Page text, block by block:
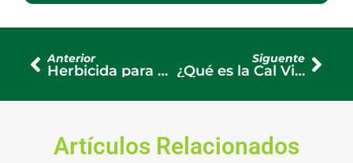
Anterior
Herbicida para Zapallo, Cómo Lograr un Control de Malezas Exitoso y Sostenible
Siguente
¿Qué es la Cal Viva y Cómo se Utiliza en la Agricultura?
Artículos Relacionados